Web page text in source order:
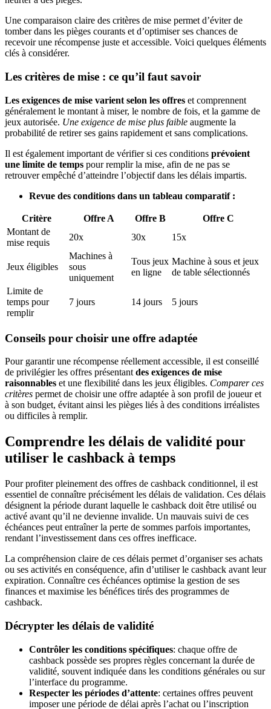
Une comparaison claire des critères de mise permet d’éviter de
tomber dans les pièges courants et d’optimiser ses chances de
recevoir une récompense juste et accessible. Voici quelques éléments
clés à considérer.
Les critères de mise : ce qu’il faut savoir
Les exigences de mise varient selon les offres et comprennent
généralement le montant à miser, le nombre de fois, et la gamme de
jeux autorisée. Une exigence de mise plus faible augmente la
probabilité de retirer ses gains rapidement et sans complications.
Il est également important de vérifier si ces conditions prévoient
une limite de temps pour remplir la mise, afin de ne pas se
retrouver empêché d’atteindre l’objectif dans les délais impartis.
Revue des conditions dans un tableau comparatif :
Critère Offre A Offre B
Offre C
Montant de
mise requis
20x 30x 15x
Jeux éligibles
Machines à
sous
uniquement
Tous jeux
en ligne
Machine à sous et jeux
de table sélectionnés
Limite de
temps pour
remplir
7 jours 14 jours 5 jours
Conseils pour choisir une offre adaptée
Pour garantir une récompense réellement accessible, il est conseillé
de privilégier les offres présentant des exigences de mise
raisonnables et une flexibilité dans les jeux éligibles. Comparer ces
critères permet de choisir une offre adaptée à son profil de joueur et
à son budget, évitant ainsi les pièges liés à des conditions irréalistes
ou difficiles à remplir.
Comprendre les délais de validité pour
utiliser le cashback à temps
Pour profiter pleinement des offres de cashback conditionnel, il est
essentiel de connaître précisément les délais de validation. Ces délais
désignent la période durant laquelle le cashback doit être utilisé ou
activé avant qu’il ne devienne invalide. Un mauvais suivi de ces
échéances peut entraîner la perte de sommes parfois importantes,
rendant l’investissement dans ces offres inefficace.
La compréhension claire de ces délais permet d’organiser ses achats
ou ses activités en conséquence, afin d’utiliser le cashback avant leur
expiration. Connaître ces échéances optimise la gestion de ses
finances et maximise les bénéfices tirés des programmes de
cashback.
Décrypter les délais de validité
Contrôler les conditions spécifiques: chaque offre de
cashback possède ses propres règles concernant la durée de
validité, souvent indiquée dans les conditions générales ou sur
l’interface du programme.
Respecter les périodes d’attente: certaines offres peuvent
imposer une période de délai après l’achat ou l’inscription